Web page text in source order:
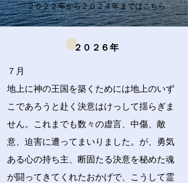
２０２２年から２０２４年まではこちら
​２０２６年
７月
地上に神の王国を築くためには地上のいず
こであろうと赴く決意はけっして揺らぎま
せん。これまでも数々の虚言、中傷、敵
意、迫害に遭ってまいりました。が、勇気
ある心の持ち主、断固たる決意を秘めた魂
が闘ってきてくれたおかげで、こうして霊